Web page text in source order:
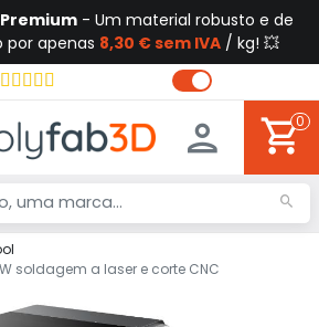
Premium - Um material robusto e de
por apenas 8,30 € sem IVA/ kg! 💥
0
soldagem a laser e corte CNC